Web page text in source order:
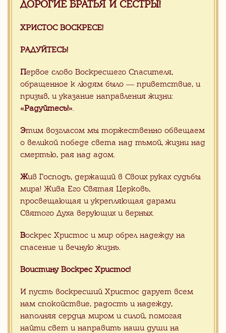
Каменный иконостас
Изделия из камня (438)
Гранитная плитка византийская
мозаика (101)
Наши клиенты (1)
Акции (29)
Акции
Видео
Белый оникс склад Китай
ДОРОГИЕ БРАТЬЯ И СЕСТРЫ!
ХРИСТОС ВОСКРЕСЕ!
РАДУЙТЕСЬ!
Первое слово Воскресшего Спасителя,
обращенное к людям было — приветствие, и
призыв, и указание направления жизни:
«Радуйтесь!».
Этим возгласом мы торжественно обвещаем
о великой победе света над тьмой, жизни над
смертью, рая над адом.
Жив Господь, держащий в Своих руках судьбы
мира! Жива Его Святая Церковь,
просвещающая и укрепляющая дарами
Святого Духа верующих и верных.
Воскрес Христос и мир обрел надежду на
спасение и вечную жизнь.
Воистину Воскрес Христос!
И пусть воскресший Христос дарует всем
нам спокойствие, радость и надежду,
наполняя сердца миром и силой, помогая
найти свет и направить наши души на